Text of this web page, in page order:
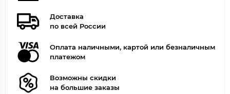
Доставка
по всей России
Оплата наличными, картой или безналичным
платежом
Возможны скидки
на большие заказы